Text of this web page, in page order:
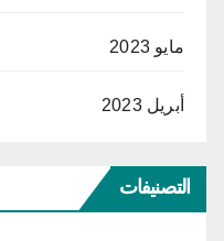
مايو 2023
أبريل 2023
التصنيفات